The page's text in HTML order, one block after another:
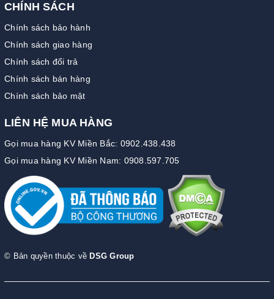
CHÍNH SÁCH
Chính sách bảo hành
Chính sách giao hàng
Chính sách đổi trả
Chính sách bán hàng
Chính sách bảo mật
LIÊN HỆ MUA HÀNG
Gọi mua hàng KV Miền Bắc: 0902.438.438
Gọi mua hàng KV Miền Nam: 0908.597.705
© Bản quyền thuộc về DSG Group